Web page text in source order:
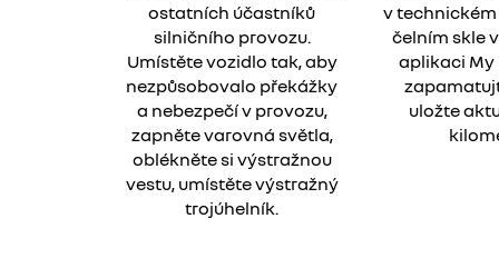
ostatních účastníků
silničního provozu.
Umístěte vozidlo tak, aby
nezpůsobovalo překážky
a nebezpečí v provozu,
zapněte varovná světla,
oblékněte si výstražnou
vestu, umístěte výstražný
trojúhelník.
v
čelním skle
aplikaci My
uložte